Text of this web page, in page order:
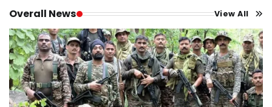
Overall News View All